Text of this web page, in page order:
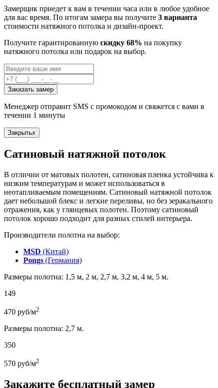
Замерщик приедет к вам в течении часа или в любое удобное
для вас время. По итогам замера вы получите 3 варианта
стоимости натяжного потолка и дизайн-проект.
Получите гарантированную скидку 68% на покупку
натяжного потолка или подарок на выбор.
Заказать замер
Менеджер отправит SMS с промокодом и свяжется с вами в
течении 1 минуты
Закрытьx
Сатиновый натяжной потолок
В отличии от матовых полотен, сатиновая пленка устойчива к
низким температурам и может использоваться в
неотапливаемым помещениям. Сатиновый натяжной потолок
дает небольшой блекс и легкие переливы, но без зеракального
отражения, как у глянцевых полотен. Поэтому сатиновый
потолок хорошо подходит для разных стилей интерьера.
Производители полотна на выбор:
MSD (Китай)
Pongs (Германия)
Размеры полотна: 1,5 м, 2 м, 2,7 м, 3,2 м, 4 м, 5 м.
149
470 руб/м2
Размеры полотна: 2,7 м.
350
570 руб/м2
Закажите бесплатный замер